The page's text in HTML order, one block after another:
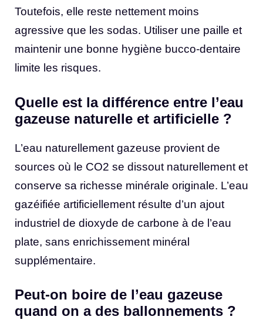
Toutefois, elle reste nettement moins
agressive que les sodas. Utiliser une paille et
maintenir une bonne hygiène bucco-dentaire
limite les risques.
Quelle est la différence entre l’eau
gazeuse naturelle et artificielle ?
L’eau naturellement gazeuse provient de
sources où le CO2 se dissout naturellement et
conserve sa richesse minérale originale. L’eau
gazéifiée artificiellement résulte d’un ajout
industriel de dioxyde de carbone à de l’eau
plate, sans enrichissement minéral
supplémentaire.
Peut-on boire de l’eau gazeuse
quand on a des ballonnements ?